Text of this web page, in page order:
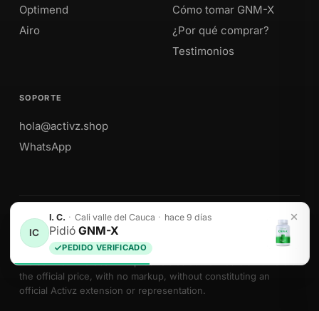
IC
I. C. · Cali valle del Cauca · hace 9 días
Pidió GNM-X
PEDIDO VERIFICADO
Optimend
Airo
Cómo tomar GNM-X
¿Por qué comprar?
Testimonios
SOPORTE
hola@activz.shop
WhatsApp
Envíos a Perú · México · EE. UU. · Colombia · Ecuador
We sell Activz Global LLC products as authorized distributors at
the official price, with no markup, without constituting an
official Activz extension or representation.